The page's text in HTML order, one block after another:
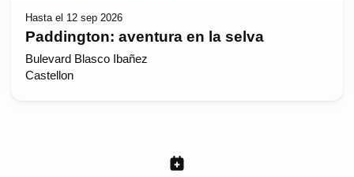
Hasta el 12 sep 2026
Paddington: aventura en la selva
Bulevard Blasco Ibañez
Castellon